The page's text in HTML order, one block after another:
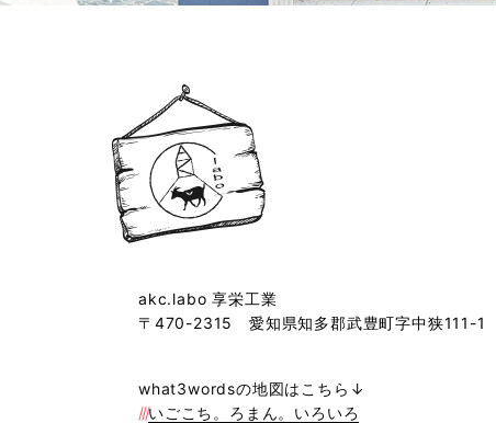
akc.labo 享栄工業
〒470-2315愛知県知多郡武豊町字中狭111-1
what3wordsの地図はこちら↓
///いごこち。ろまん。いろいろ